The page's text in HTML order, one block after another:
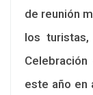
de reunión
los
este año en